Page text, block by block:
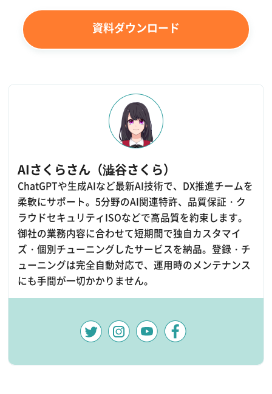
資料ダウンロード
AIさくらさん（澁谷さくら）
ChatGPTや生成AIなど最新AI技術で、DX推進チームを
柔軟にサポート。5分野のAI関連特許、品質保証・ク
ラウドセキュリティISOなどで高品質を約束します。
御社の業務内容に合わせて短期間で独自カスタマイ
ズ・個別チューニングしたサービスを納品。登録・チ
ューニングは完全自動対応で、運用時のメンテナンス
にも手間が一切かかりません。